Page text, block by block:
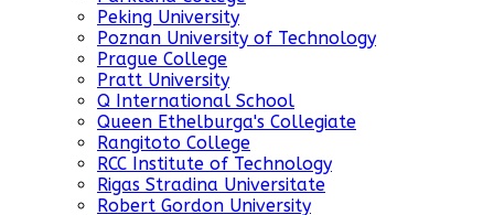
Peking University
Poznan University of Technology
Prague College
Pratt University
Q International School
Queen Ethelburga's Collegiate
Rangitoto College
RCC Institute of Technology
Rigas Stradina Universitate
Robert Gordon University